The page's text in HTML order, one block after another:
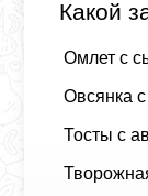
Какой
Омлет с
Овсянка
Тосты с